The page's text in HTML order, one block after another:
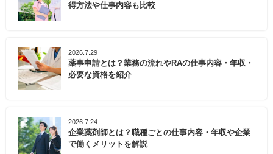
得方法や仕事内容も比較
2026.7.29
薬事申請とは？業務の流れやRAの仕事内容・年収・
必要な資格を紹介
2026.7.24
企業薬剤師とは？職種ごとの仕事内容・年収や企業
で働くメリットを解説